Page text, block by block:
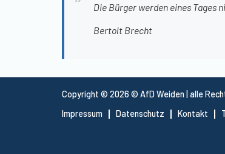
Die Bürger werden eines Tages
Bertolt Brecht
Copyright © 2026 © AfD Weiden | alle
Impressum
Datenschutz Kontakt